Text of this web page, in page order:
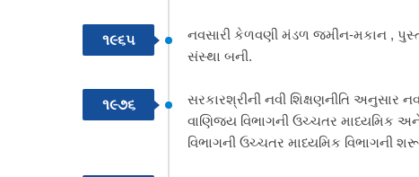
૧૯૬૫
નવસારી કેળવણી મંડળ જમીન-મકાન ,
સંસ્થા બની.
૧૯૭૬
સરકારશ્રીની નવી શિક્ષણનીતિ અનુસાર
વાણિજ્ય વિભાગની ઉચ્ચતર માધ્યમિક અને
વિભાગની ઉચ્ચતર માધ્યમિક વિભાગની